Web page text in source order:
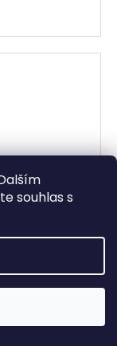
souhlas s
a Vaši
–38 %
č. 3